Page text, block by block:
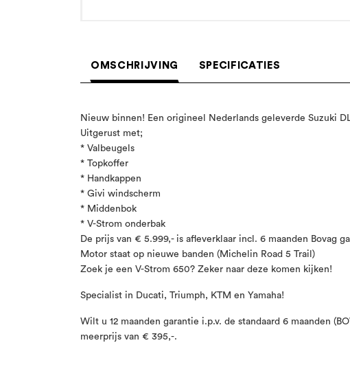
OMSCHRIJVING SPECIFICATIES
Nieuw binnen! Een origineel Nederlands geleverde Suzuki
Uitgerust met;
* Valbeugels
* Topkoffer
* Handkappen
* Givi windscherm
* Middenbok
* V-Strom onderbak
De prijs van € 5.999,- is afleverklaar incl. 6 maanden Bovag
Motor staat op nieuwe banden (Michelin Road 5 Trail)
Zoek je een V-Strom 650? Zeker naar deze komen kijken!
Specialist in Ducati, Triumph, KTM en Yamaha!
Wilt u 12 maanden garantie i.p.v. de standaard 6 maanden
meerprijs van € 395,-.